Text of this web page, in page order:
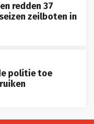
redden 37
zeilboten in
politie toe